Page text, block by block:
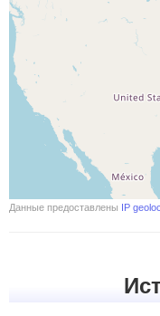
Данные предоставлены IP